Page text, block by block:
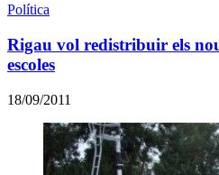
Política
Rigau vol redistribuir els
escoles
18/09/2011